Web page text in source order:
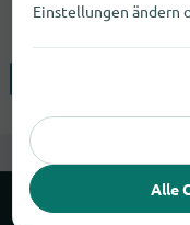
findest du
Einstellungen ändern
Alle